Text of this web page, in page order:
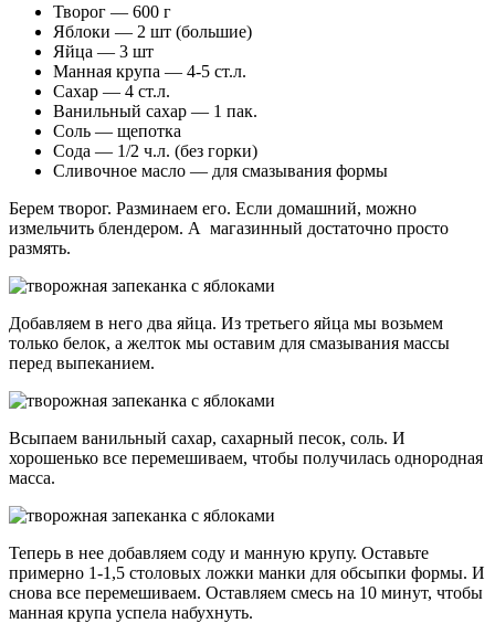
Творог — 600 г
Яблоки — 2 шт (большие)
Яйца — 3 шт
Манная крупа — 4-5 ст.л.
Сахар — 4 ст.л.
Ванильный сахар — 1 пак.
Соль — щепотка
Сода — 1/2 ч.л. (без горки)
Сливочное масло — для смазывания формы
Берем творог. Разминаем его. Если домашний, можно
измельчить блендером. А магазинный достаточно просто
размять.
Добавляем в него два яйца. Из третьего яйца мы возьмем
только белок, а желток мы оставим для смазывания массы
перед выпеканием.
Всыпаем ванильный сахар, сахарный песок, соль. И
хорошенько все перемешиваем, чтобы получилась однородная
масса.
Теперь в нее добавляем соду и манную крупу. Оставьте
примерно 1-1,5 столовых ложки манки для обсыпки формы. И
снова все перемешиваем. Оставляем смесь на 10 минут, чтобы
манная крупа успела набухнуть.